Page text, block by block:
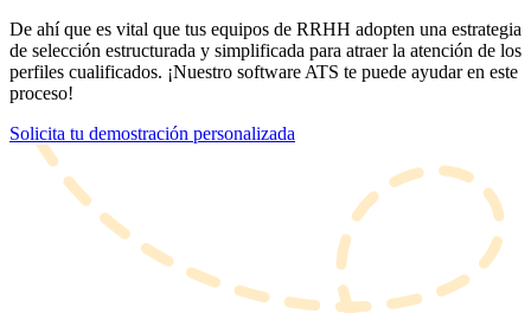
De ahí que es vital que tus equipos de RRHH adopten una estrategia
de selección estructurada y simplificada para atraer la atención de los
perfiles cualificados. ¡Nuestro software ATS te puede ayudar en este
proceso!
Solicita tu demostración personalizada